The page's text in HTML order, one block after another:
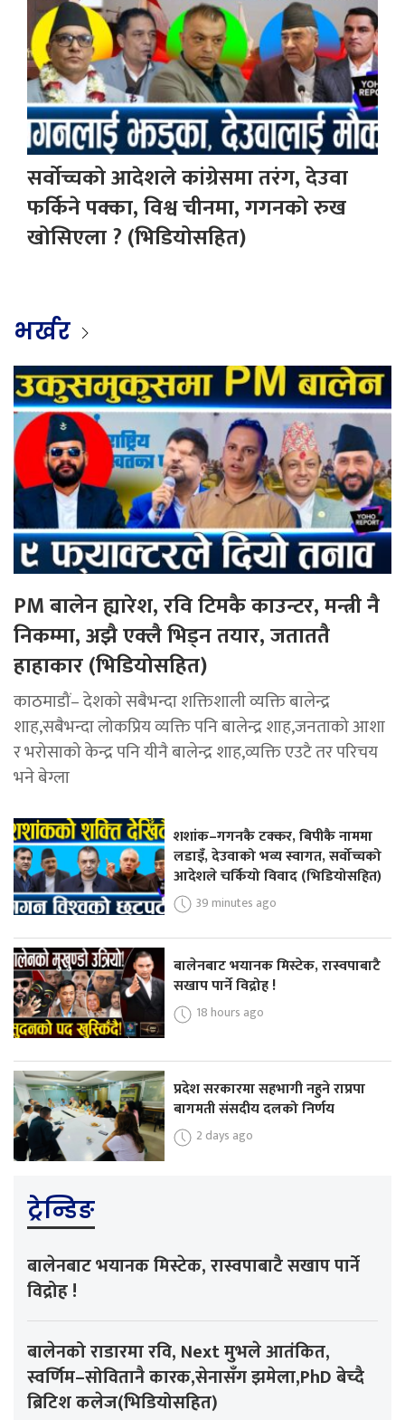
सर्वोच्चको आदेशले कांग्रेसमा तरंग, देउवा
फर्किने पक्का, विश्व चीनमा, गगनको रुख
खोसिएला ? (भिडियोसहित)
भर्खर
PM बालेन ह्यारेश, रवि टिमकै काउन्टर, मन्त्री नै
निकम्मा, अझै एक्लै भिड्न तयार, जताततै
हाहाकार (भिडियोसहित)
काठमाडौं– देशको सबैभन्दा शक्तिशाली व्यक्ति बालेन्द्र
शाह,सबैभन्दा लोकप्रिय व्यक्ति पनि बालेन्द्र शाह,जनताको आशा
र भरोसाको केन्द्र पनि यीनै बालेन्द्र शाह,व्यक्ति एउटै तर परिचय
भने बेग्ला
शशांक–गगनकै टक्कर, बिपीकै नाममा
लडाइँ, देउवाको भव्य स्वागत, सर्वोच्चको
आदेशले चर्कियो विवाद (भिडियोसहित)
39 minutes ago
बालेनबाट भयानक मिस्टेक, रास्वपाबाटै
सखाप पार्ने विद्रोह !
18 hours ago
प्रदेश सरकारमा सहभागी नहुने राप्रपा
बागमती संसदीय दलको निर्णय
2 days ago
ट्रेन्डिङ
बालेनबाट भयानक मिस्टेक, रास्वपाबाटै सखाप पार्ने
विद्रोह !
बालेनको राडारमा रवि, Next मुभले आतंकित,
स्वर्णिम–सोवितानै कारक,सेनासँग झमेला,PhD बेच्दै
ब्रिटिश कलेज(भिडियोसहित)